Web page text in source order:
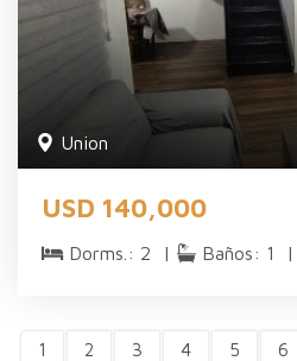
Union
USD 140,000
Dorms.: 2 | Baños: 1 |
1 2 3 4 5 6